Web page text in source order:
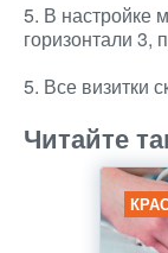
5. В настройке
горизонтали 3,
5. Все визитки
Читайте